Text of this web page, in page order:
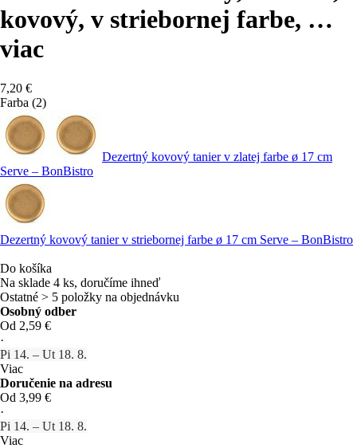
kovový, v striebornej farbe, …
viac
7,20 €
Farba (2)
Dezertný kovový tanier v zlatej farbe ø 17 cm
Serve – BonBistro
Dezertný kovový tanier v striebornej farbe ø 17 cm Serve – BonBistro
Do košíka
Na sklade 4 ks, doručíme ihneď
Ostatné > 5 položky na objednávku
Osobný odber
Od 2,59 €
·
Pi 14. – Ut 18. 8.
Viac
Doručenie na adresu
Od 3,99 €
·
Pi 14. – Ut 18. 8.
Viac